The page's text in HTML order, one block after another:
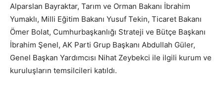
Alparslan Bayraktar, Tarım ve Orman Bakanı İbrahim
Yumaklı, Milli Eğitim Bakanı Yusuf Tekin, Ticaret Bakanı
Ömer Bolat, Cumhurbaşkanlığı Strateji ve Bütçe Başkanı
İbrahim Şenel, AK Parti Grup Başkanı Abdullah Güler,
Genel Başkan Yardımcısı Nihat Zeybekci ile ilgili kurum ve
kuruluşların temsilcileri katıldı.